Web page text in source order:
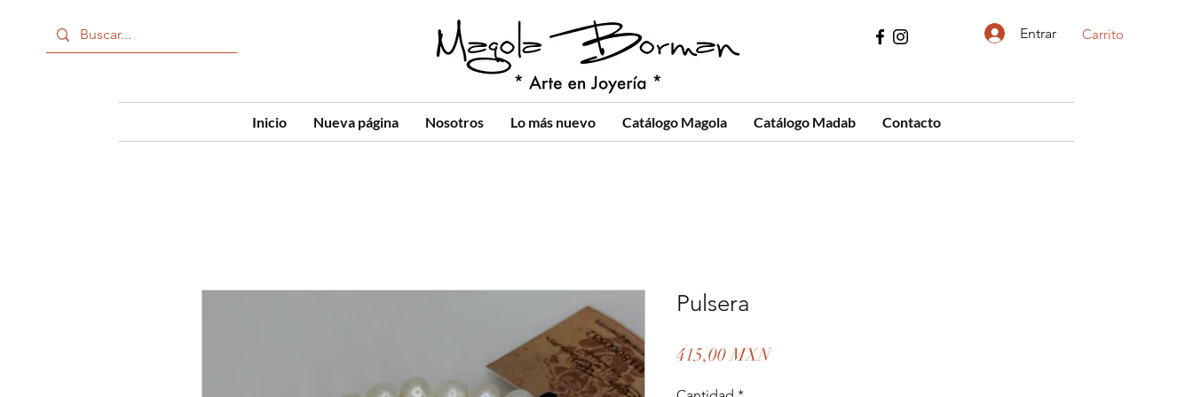
Entrar Carrito
Inicio Nueva página Nosotros Lo más nuevo Catálogo Magola Catálogo Madab Contacto
Pulsera
415,00 MXNPrecio